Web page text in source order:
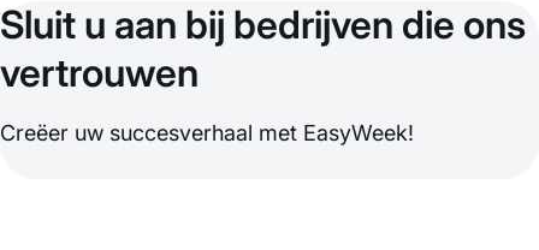
Sluit u aan bij bedrijven die ons
vertrouwen
Creëer uw succesverhaal met EasyWeek!